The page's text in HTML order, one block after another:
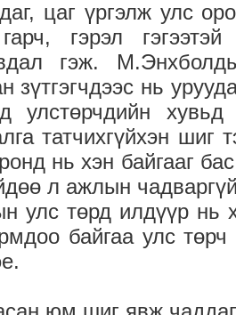
цаг үргэлж улс
гэрэл
гэж.
зүтгэгчдээс нь
улстөрчдийн
татчихгүйхэн шиг
нь хэн байгааг
л ажлын
улс төрд илдүүр нь
байгаа улс